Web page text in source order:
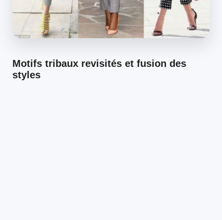
Motifs tribaux revisités et fusion des
styles